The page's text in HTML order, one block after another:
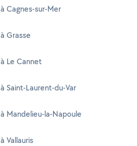
Cagnes-sur-Mer
Grasse
Le Cannet
Saint-Laurent-du-Var
Mandelieu-la-Napoule
Vallauris